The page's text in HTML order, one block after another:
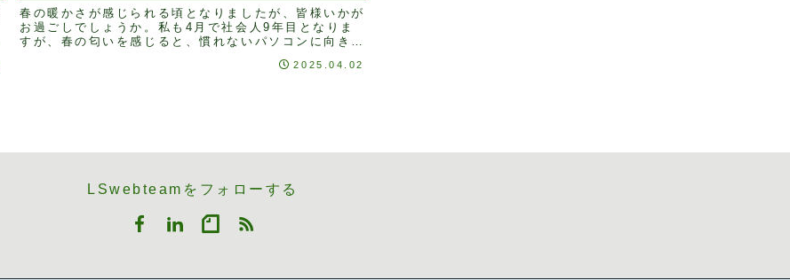
春の暖かさが感じられる頃となりましたが、皆様いかが
お過ごしでしょうか。私も4月で社会人9年目となりま
すが、春の匂いを感じると、慣れないパソコンに向き合
2025.04.02
LSwebteamをフォローする